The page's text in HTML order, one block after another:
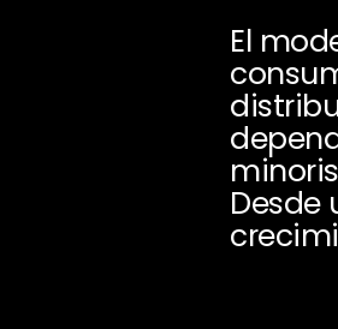
El
Desde